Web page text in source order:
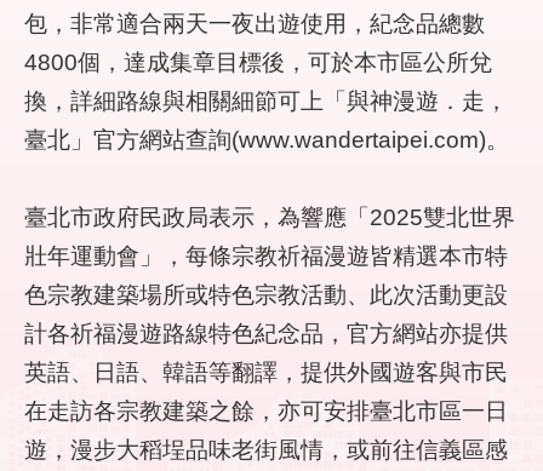
臺
北
市
政
府
政
局
臺
北
市
政
臺
包，非常適合兩天一夜出遊使用，紀念品總數
4800個，達成集章目標後，可於本市區公所兌
換，詳細路線與相關細節可上「與神漫遊．走，
臺北」官方網站查詢(www.wandertaipei.com)。
臺北市政府民政局表示，為響應「2025雙北世界
壯年運動會」，每條宗教祈福漫遊皆精選本市特
色宗教建築場所或特色宗教活動、此次活動更設
計各祈福漫遊路線特色紀念品，官方網站亦提供
英語、日語、韓語等翻譯，提供外國遊客與市民
在走訪各宗教建築之餘，亦可安排臺北市區一日
遊，漫步大稻埕品味老街風情，或前往信義區感